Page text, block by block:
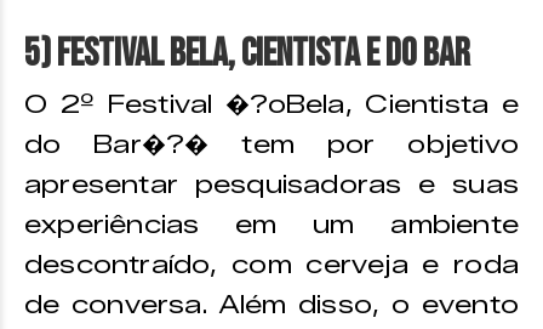
5) Festival Bela, Cientista e do Bar
O 2º Festival �?oBela, Cientista e
do Bar�?� tem por objetivo
apresentar pesquisadoras e suas
experiências em um ambiente
descontraído, com cerveja e roda
de conversa. Além disso, o evento